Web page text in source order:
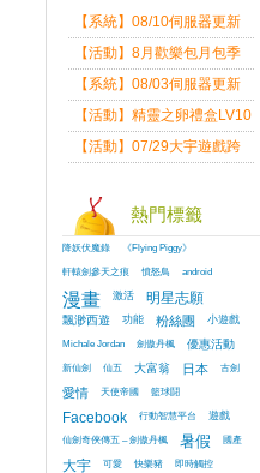
【系統】08/10伺服器更新
維護公告
【活動】8月歡樂包月包季
送
【系統】08/03伺服器更新
維護公告
【活動】精靈之卵禮盒LV10
限量發送中
【活動】07/29大宇遊戲跨
熱門標籤
降妖伏魔錄
《Flying Piggy》
軒轅劍參天之痕
憤怒鳥 android
漫畫 激活 明星志願
飄渺西遊 功能 粉絲團
小遊戲
Michale Jordan
劍傲丹楓 優惠活動
新仙劍 仙五 大富翁 日本 古劍
愛情 天使帝國 籃球鬪
Facebook 行動智慧平台
遊戲
仙劍奇俠傳五 – 劍傲丹楓
暑假 國產
大宇 可愛 快樂豬
即時觸控